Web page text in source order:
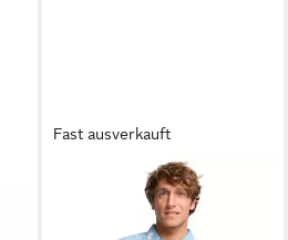
Fast ausverkauft
Funktionshemd
UVP59,95 €